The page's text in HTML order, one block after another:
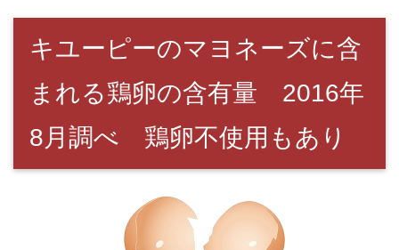
キユーピーのマヨネーズに含
まれる鶏卵の含有量 2016年
8月調べ 鶏卵不使用もあり